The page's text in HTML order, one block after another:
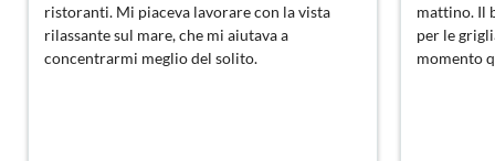
ristoranti. Mi piaceva lavorare con la vista
rilassante sul mare, che mi aiutava a
concentrarmi meglio del solito.
mattino. Il
per le
momento